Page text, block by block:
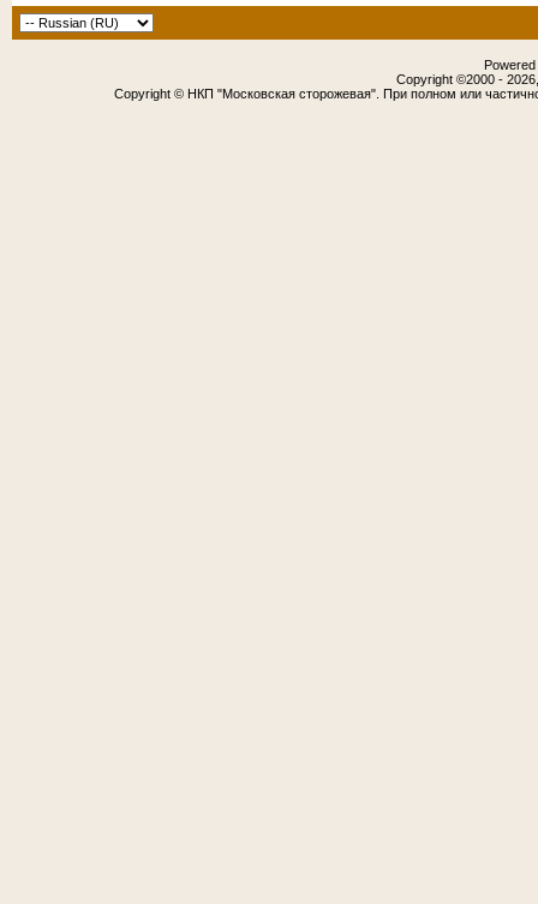
Copyright ©2000 -
Copyright © НКП "Московская сторожевая". При полном или